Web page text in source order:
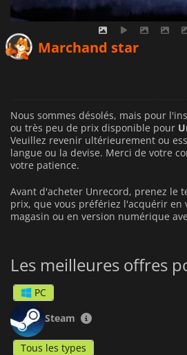
Marchand star
Nous sommes désolés, mais pour
ou très peu de prix disponible pour
Veuillez revenir ultérieurement ou
langue ou la devise. Merci de votre
votre patience.
Avant d'acheter Unrecord, prenez le
prix, que vous préfériez l'acquérir en
magasin ou en version numérique
Les meilleures offres
PC
Steam
Tous les types